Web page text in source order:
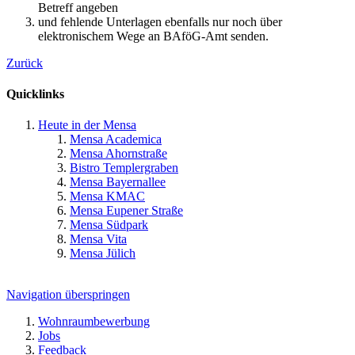
Betreff angeben
und fehlende Unterlagen ebenfalls nur noch über
elektronischem Wege an BAföG-Amt senden.
Zurück
Quicklinks
Heute in der Mensa
Mensa Academica
Mensa Ahornstraße
Bistro Templergraben
Mensa Bayernallee
Mensa KMAC
Mensa Eupener Straße
Mensa Südpark
Mensa Vita
Mensa Jülich
Navigation überspringen
Wohnraumbewerbung
Jobs
Feedback